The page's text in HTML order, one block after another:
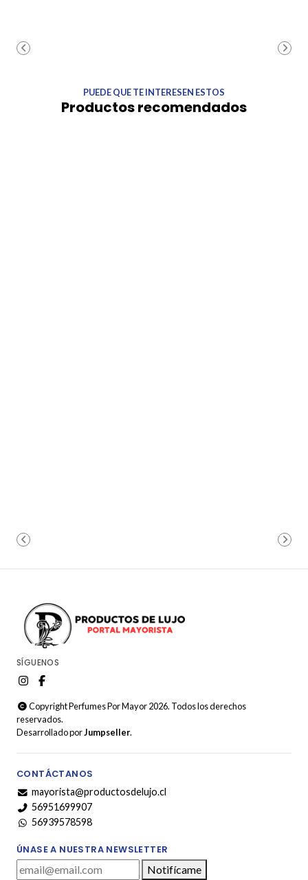
PUEDE QUE TE INTERESEN ESTOS
Productos recomendados
SÍGUENOS
Copyright Perfumes Por Mayor 2026. Todos los derechos
reservados.
Desarrollado porJumpseller.
CONTÁCTANOS
mayorista@productosdelujo.cl
56951699907
56939578598
ÚNASE A NUESTRA NEWSLETTER
Notifícame